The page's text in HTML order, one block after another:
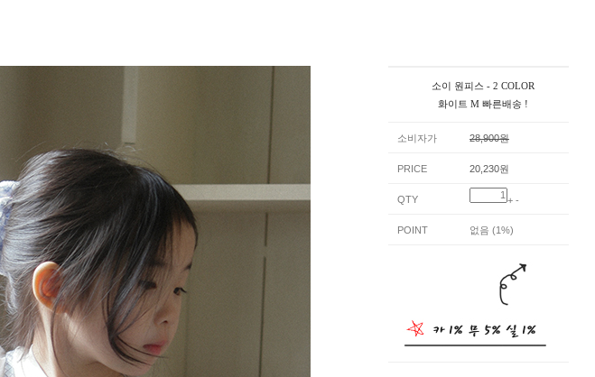
소이 원피스 - 2 COLOR
화이트 M 빠른배송 !
소비자가 28,900원
PRICE 20,230원
QTY + -
POINT 없음 (1%)